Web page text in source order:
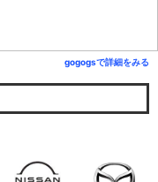
gogogsで詳細をみる